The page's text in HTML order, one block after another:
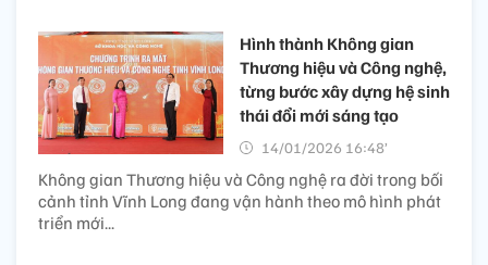
Hình thành Không gian
Thương hiệu và Công nghệ,
từng bước xây dựng hệ sinh
thái đổi mới sáng tạo
14/01/2026 16:48’
Không gian Thương hiệu và Công nghệ ra đời trong bối
cảnh tỉnh Vĩnh Long đang vận hành theo mô hình phát
triển mới...